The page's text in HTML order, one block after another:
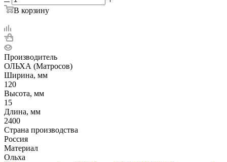
В корзину
Производитель
ОЛЬХА (Матросов)
Ширина, мм
120
Высота, мм
15
Длина, мм
2400
Страна производства
Россия
Материал
Ольха